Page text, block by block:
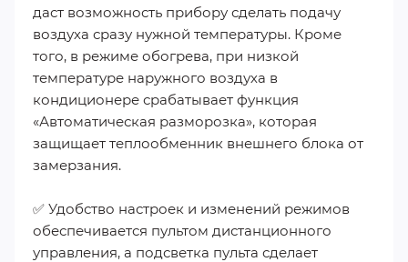
даст возможность прибору сделать подачу
воздуха сразу нужной температуры. Кроме
того, в режиме обогрева, при низкой
температуре наружного воздуха в
кондиционере срабатывает функция
«Автоматическая разморозка», которая
защищает теплообменник внешнего блока от
замерзания.
✅ Удобство настроек и изменений режимов
обеспечивается пультом дистанционного
управления, а подсветка пульта сделает